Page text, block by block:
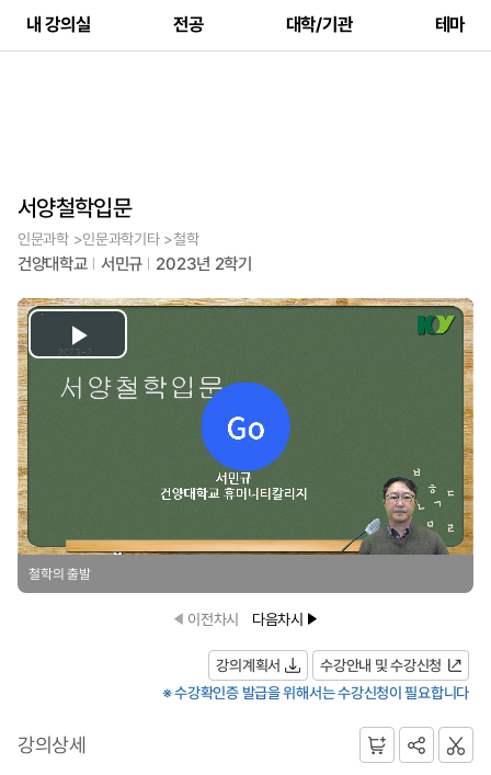
내 강의실 전공 대학/기관 테마
서양철학입문
인문과학 >인문과학기타 >철학
건양대학교 서민규 2023년 2학기
Play
Video
철학의 출발
이전차시 다음차시
강의계획서
수강안내 및 수강신청
※ 수강확인증 발급을 위해서는 수강신청이 필요합니다
강의상세